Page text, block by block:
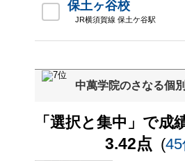
保土ヶ谷校
JR横須賀線 保土ケ谷駅
中萬学院のさなる個
「選択と集中」で
3.42点 (